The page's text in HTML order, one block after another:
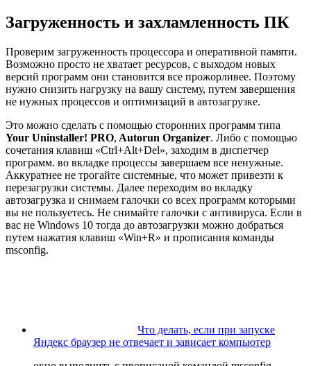
Загруженность и захламленность ПК
Проверим загруженность процессора и оперативной памяти.
Возможно просто не хватает ресурсов, с выходом новых
версий программ они становится все прожорливее. Поэтому
нужно снизить нагрузку на вашу систему, путем завершения
не нужных процессов и оптимизаций в автозагрузке.
Это можно сделать с помощью сторонних программ типа
Your Uninstaller! PRO, Autorun Organizer. Либо с помощью
сочетания клавиш «Ctrl+Alt+Del», заходим в диспетчер
программ. во вкладке процессы завершаем все ненужные.
Аккуратнее не трогайте системные, что может привезти к
перезагрузки системы. Далее переходим во вкладку
автозагрузка и снимаем галочки со всех программ которыми
вы не пользуетесь. Не снимайте галочки с антивируса. Если в
вас не Windows 10 тогда до автозагрузки можно добраться
путем нажатия клавиш «Win+R» и прописания команды
msconfig.
Что делать, если при запуске
Яндекс браузер не отвечает и зависает компьютер